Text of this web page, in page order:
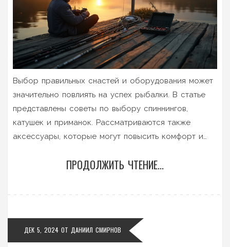
Выбор правильных снастей и оборудования может
значительно повлиять на успех рыбалки. В статье
представлены советы по выбору спиннингов,
катушек и приманок. Рассматриваются также
аксессуары, которые могут повысить комфорт и
рыболовных снастях, которые помогут избежать
ПРОДОЛЖИТЬ ЧТЕНИЕ...
ДЕК 5, 2024 ОТ ДАНИИЛ СМИРНОВ